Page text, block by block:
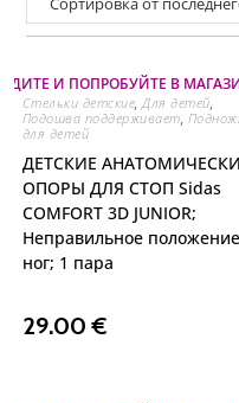
И ПОПРОБУЙТЕ В
Стельки детские Для детей
Подошва поддерживает
для детей
ДЕТСКИЕ
ОПОРЫ ДЛЯ СТОП Sidas
COMFORT 3D JUNIOR;
Неправильное положение
ног; 1 пара
29.00€
⛐